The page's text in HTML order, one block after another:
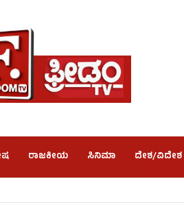
ರಾಜಕೀಯ ಸಿನಿಮಾ ದೇಶ/ವಿದೇಶ